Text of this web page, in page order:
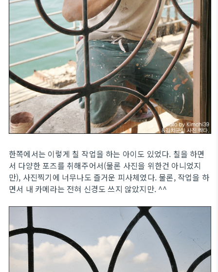
한쪽에서는 이렇게 칠 작업을 하는 아이도 있었다. 칠을 하면
서 다양한 포즈를 취해주어서(물론 사진을 위한건 아니었지
만), 사진찍기에 너무나도 즐거운 피사체였다. 물론, 작업을 하
면서 내 카메라는 전혀 신경도 쓰지 않았지만. ^^